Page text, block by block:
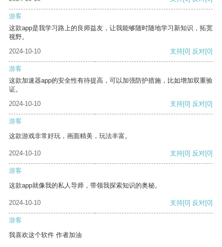
游客
这款app是我学习路上的良师益友，让我能够随时随地学习新知识，拓宽
视野。
2024-10-10
支持[0] 反对[0]
游客
这款加速器app的安全性有待提高，可以加强防护措施，比如增加双重验
证。
2024-10-10
支持[0] 反对[0]
游客
这款游戏非常好玩，画面精美，玩法丰富。
2024-10-10 支持[0] 反对[0]
游客
这款app就像我的私人导师，带领我探索知识的奥秘。
2024-10-10 支持[0] 反对[0]
游客
我喜欢这个软件 作者加油